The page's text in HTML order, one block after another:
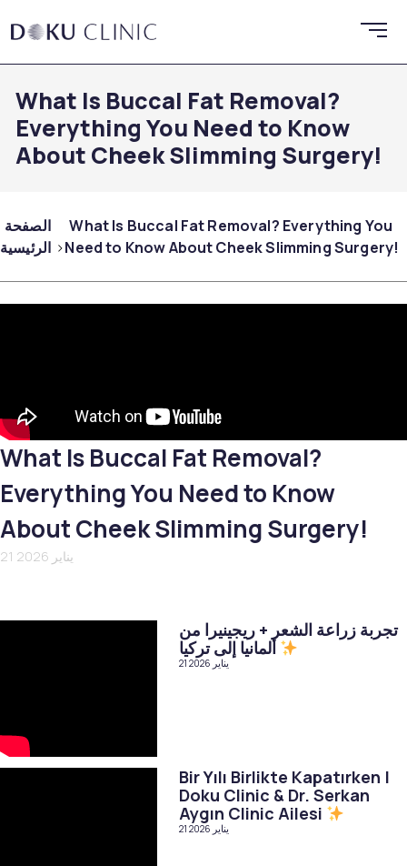
What Is Buccal Fat Removal?
Everything You Need to Know
About Cheek Slimming Surgery!
الصفحة
الرئيسية
What Is Buccal Fat Removal? Everything You
Need to Know About Cheek Slimming Surgery!
What Is Buccal Fat Removal?
Everything You Need to Know
About Cheek Slimming Surgery!
21 يناير 2026
تجربة زراعة الشعر + ريجينيرا من
ألمانيا إلى تركيا
21 يناير 2026
Bir Yılı Birlikte Kapatırken |
Doku Clinic & Dr. Serkan
Aygın Clinic Ailesi
21 يناير 2026